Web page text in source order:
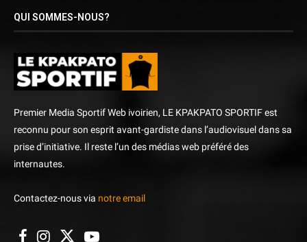
QUI SOMMES-NOUS?
Premier Media Sportif Web ivoirien, LE KPAKPATO SPORTIF est
reconnu pour son esprit avant-gardiste dans l’audiovisuel dans sa
prise d’initiative. Il reste l’un des médias web préféré des
internautes.
Contactez-nous via notre email